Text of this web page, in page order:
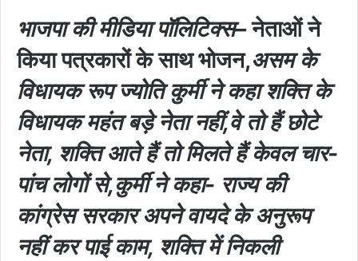
भाजपा की मीडिया पॉलिटिक्स–नेताओं ने
किया पत्रकारों के साथ भोजन,असम के
विधायक रूप ज्योति कुर्मी ने कहा शक्ति के
विधायक महंत बड़े नेता नहीं,वे तो हैं छोटे
नेता, शक्ति आते हैं तो मिलते हैं केवल चार-
पांच लोगों से,कुर्मी ने कहा- राज्य की
कांग्रेस सरकार अपने वायदे के अनुरूप
नहीं कर पाई काम, शक्ति में निकली